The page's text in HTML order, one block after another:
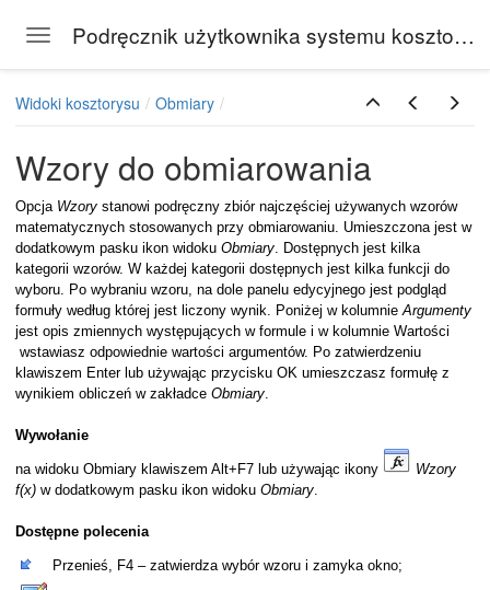
Toggle navigation Podręcznik użytkownika systemu kosztorysowego Rodos
Widoki kosztorysu Obmiary
Wzory do obmiarowania
Opcja Wzory stanowi podręczny zbiór najczęściej używanych wzorów
matematycznych stosowanych przy obmiarowaniu. Umieszczona jest w
dodatkowym pasku ikon widoku Obmiary. Dostępnych jest kilka
kategorii wzorów. W każdej kategorii dostępnych jest kilka funkcji do
wyboru. Po wybraniu wzoru, na dole panelu edycyjnego jest podgląd
formuły według której jest liczony wynik. Poniżej w kolumnieArgumenty
jest opis zmiennych występujących w formule i w kolumnie Wartości
wstawiasz odpowiednie wartości argumentów. Po zatwierdzeniu
klawiszem Enter lub używając przycisku OK umieszczasz formułę z
wynikiem obliczeń w zakładce Obmiary.
Wywołanie
na widoku Obmiary klawiszem Alt+F7 lub używając ikony
Wzory
f(x) w dodatkowym pasku ikon widoku Obmiary.
Dostępne polecenia
Przenieś, F4 – zatwierdza wybór wzoru i zamyka okno;